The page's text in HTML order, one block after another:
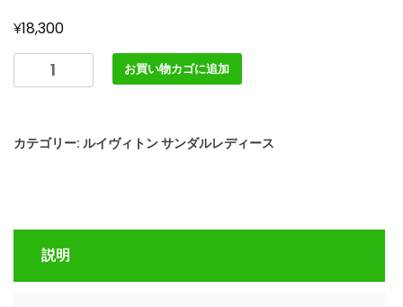
¥18,300
イ
ト
ミ
ー
お買い物カゴに追加
カテゴリー: ルイヴィトン サンダルレディース
説明